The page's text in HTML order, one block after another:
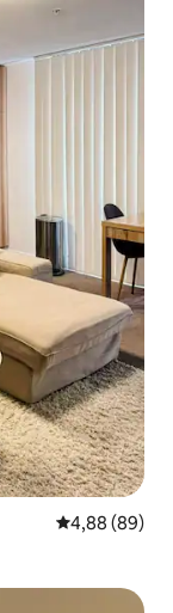
4,88 de uma
4,88 (89)